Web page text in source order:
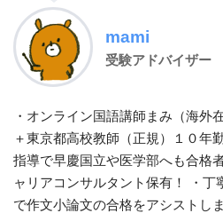
mami
受験アドバイザー
・オンライン国語講師まみ（海外
＋東京都高校教師（正規）１０年
指導で早慶国立や医学部へも合格
ャリアコンサルタント保有！ ・丁
で作文小論文の合格をアシストし